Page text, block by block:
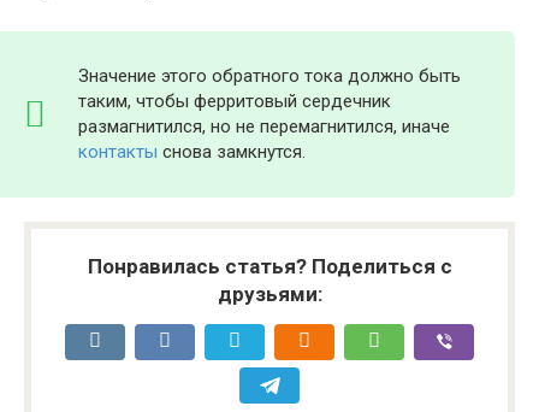
Значение этого обратного тока должно быть
таким, чтобы ферритовый сердечник
размагнитился, но не перемагнитился, иначе
контакты снова замкнутся.
Понравилась статья? Поделиться с
друзьями: